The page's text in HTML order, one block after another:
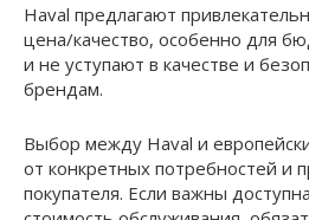
Haval предлагают
цена/качество, особенно для
и не уступают в качестве и
брендам.
Выбор между Haval и
от конкретных потребностей и
покупателя. Если важны